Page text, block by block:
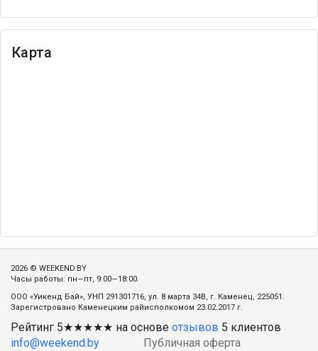
Карта
2026 © WEEKEND.BY
Часы работы: пн—пт, 9:00—18:00.
ООО «Уикенд Бай», УНП 291301716, ул. 8 марта 34В, г. Каменец, 225051.
Зарегистровано Каменецким райисполкомом 23.02.2017 г.
Рейтинг 5★★★★★ на основе отзывов 5 клиентов
info@weekend.by
Публичная оферта